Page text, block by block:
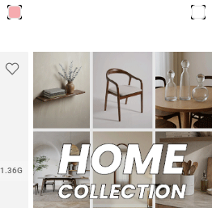
1.36G